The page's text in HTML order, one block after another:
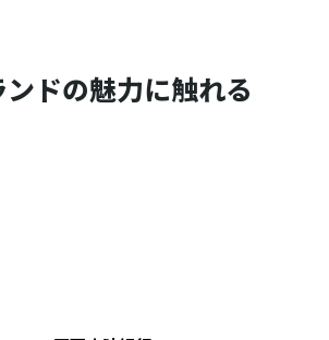
ンドの魅力に触れる